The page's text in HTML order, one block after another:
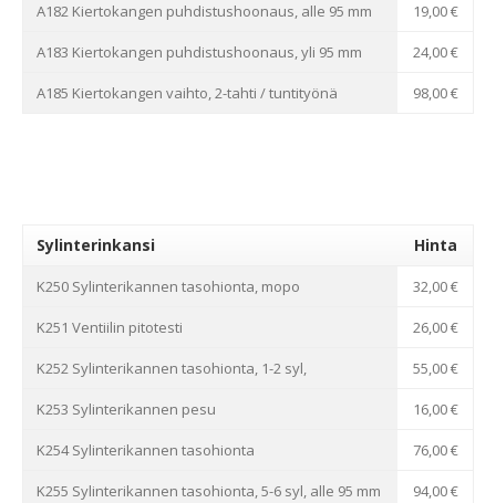
A182 Kiertokangen puhdistushoonaus, alle 95 mm 19,00 €
A183 Kiertokangen puhdistushoonaus, yli 95 mm 24,00 €
A185 Kiertokangen vaihto, 2-tahti / tuntityönä 98,00 €
Sylinterinkansi Hinta
K250 Sylinterikannen tasohionta, mopo 32,00 €
K251 Ventiilin pitotesti 26,00 €
K252 Sylinterikannen tasohionta, 1-2 syl, 55,00 €
K253 Sylinterikannen pesu 16,00 €
K254 Sylinterikannen tasohionta 76,00 €
K255 Sylinterikannen tasohionta, 5-6 syl, alle 95 mm 94,00 €